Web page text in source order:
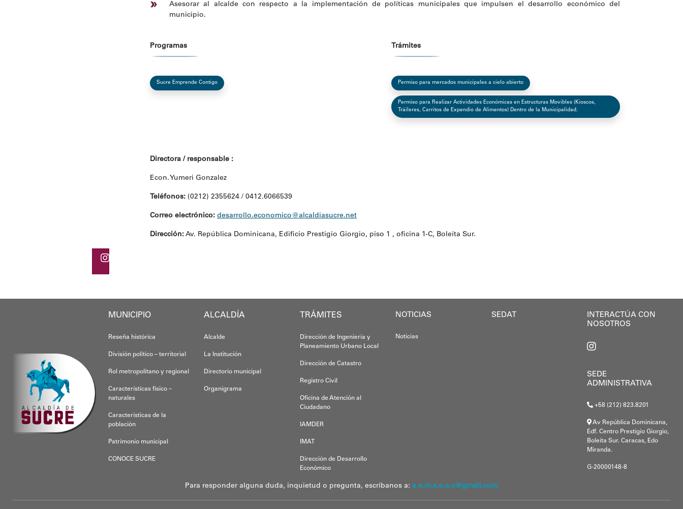
Asesorar al alcalde con respecto a la implementación de políticas municipales que impulsen el desarrollo económico del
municipio.
Programas
Sucre Emprende Contigo
Trámites
Permiso para mercados municipales a cielo abierto
Permiso para Realizar Actividades Económicas en Estructuras Movibles (Kioscos,
Tráileres, Carritos de Expendio de Alimentos) Dentro de la Municipalidad.
Directora / responsable :
Econ. Yumeri Gonzalez
Teléfonos: (0212) 2355624 / 0412.6066539
Correo electrónico:desarrollo.economico@alcaldiasucre.net
Dirección: Av. República Dominicana, Edificio Prestigio Giorgio, piso 1 , oficina 1-C, Boleíta Sur.
MUNICIPIO
Reseña histórica
División político – territorial
Rol metropolitano y regional
Características físico –
naturales
Características de la
población
Patrimonio municipal
CONOCE SUCRE
ALCALDÍA
Alcalde
La Institución
Directorio municipal
Organigrama
TRÁMITES
Dirección de Ingeniería y
Planeamiento Urbano Local
Dirección de Catastro
Registro Civil
Oficina de Atención al
Ciudadano
IAMDER
IMAT
Dirección de Desarrollo
Económico
NOTICIAS
Noticias
SEDAT
INTERACTÚA CON
NOSOTROS
SEDE
ADMINISTRATIVA
+58 (212) 823.8201
Av República Dominicana,
Edf. Centro Prestigio Giorgio,
Boleita Sur. Caracas, Edo
Miranda.
G-20000148-8
Para responder alguna duda, inquietud o pregunta, escríbanos a: a a.m.s.o.a.c@gmail.com